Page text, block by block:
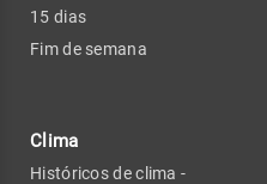
15 dias
Fim de semana
Clima
Históricos de clima -